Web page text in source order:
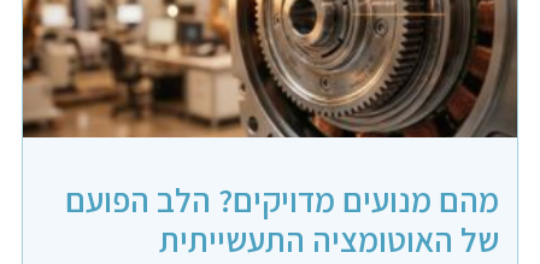
מהם מנועים מדויקים? הלב הפועם
של האוטומציה התעשייתית